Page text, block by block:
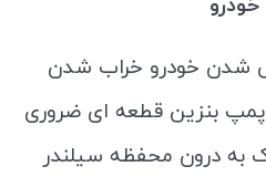
شدن خودرو خراب شدن
بنزین قطعه ‌ای ضروری
درون محفظه سیلندر